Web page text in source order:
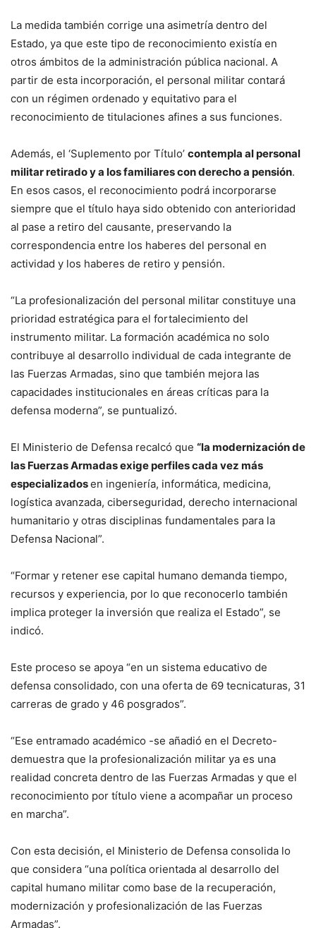
La medida también corrige una asimetría dentro del
Estado, ya que este tipo de reconocimiento existía en
otros ámbitos de la administración pública nacional. A
partir de esta incorporación, el personal militar contará
con un régimen ordenado y equitativo para el
reconocimiento de titulaciones afines a sus funciones.
Además, el ‘Suplemento por Título’ contempla al personal
militar retirado y a los familiares con derecho a pensión.
En esos casos, el reconocimiento podrá incorporarse
siempre que el título haya sido obtenido con anterioridad
al pase a retiro del causante, preservando la
correspondencia entre los haberes del personal en
actividad y los haberes de retiro y pensión.
“La profesionalización del personal militar constituye una
prioridad estratégica para el fortalecimiento del
instrumento militar. La formación académica no solo
contribuye al desarrollo individual de cada integrante de
las Fuerzas Armadas, sino que también mejora las
capacidades institucionales en áreas críticas para la
defensa moderna”, se puntualizó.
El Ministerio de Defensa recalcó que “la modernización de
las Fuerzas Armadas exige perfiles cada vez más
especializadosen ingeniería, informática, medicina,
logística avanzada, ciberseguridad, derecho internacional
humanitario y otras disciplinas fundamentales para la
Defensa Nacional”.
“Formar y retener ese capital humano demanda tiempo,
recursos y experiencia, por lo que reconocerlo también
implica proteger la inversión que realiza el Estado”, se
indicó.
Este proceso se apoya “en un sistema educativo de
defensa consolidado, con una oferta de 69 tecnicaturas, 31
carreras de grado y 46 posgrados”.
“Ese entramado académico -se añadió en el Decreto-
demuestra que la profesionalización militar ya es una
realidad concreta dentro de las Fuerzas Armadas y que el
reconocimiento por título viene a acompañar un proceso
en marcha”.
Con esta decisión, el Ministerio de Defensa consolida lo
que considera “una política orientada al desarrollo del
capital humano militar como base de la recuperación,
modernización y profesionalización de las Fuerzas
Armadas”.